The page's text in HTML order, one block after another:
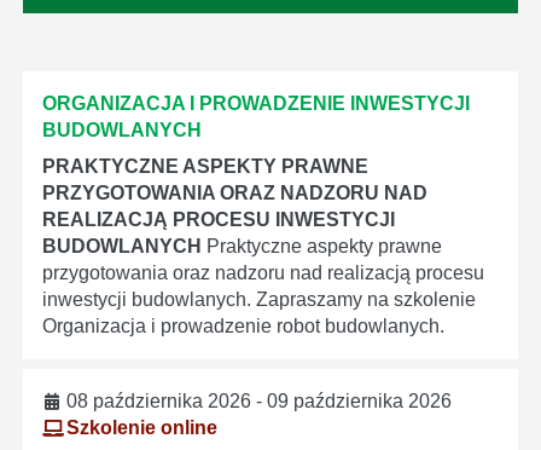
ORGANIZACJA I PROWADZENIE INWESTYCJI
BUDOWLANYCH
PRAKTYCZNE ASPEKTY PRAWNE
PRZYGOTOWANIA ORAZ NADZORU NAD
REALIZACJĄ PROCESU INWESTYCJI
BUDOWLANYCH Praktyczne aspekty prawne
przygotowania oraz nadzoru nad realizacją procesu
inwestycji budowlanych. Zapraszamy na szkolenie
Organizacja i prowadzenie robot budowlanych.
08 października 2026 - 09 października 2026
Szkolenie online